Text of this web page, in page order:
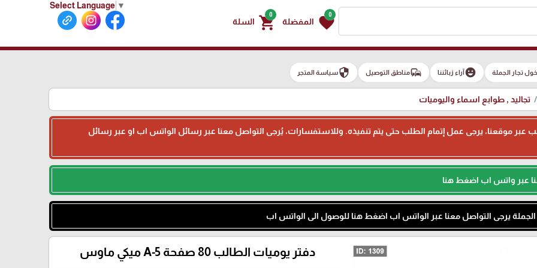
Select Language ▼
0
favorite المفضلة
0
shopping_cart السلة
تجار الجملة emoji_emotionsآراء زبائننا commuteمناطق التوصيل securityسياسة المتجر
تجاليد , طوابع اسماء واليوميات
طلب عبر موقعنا، يرجى عمل إتمام الطلب حتى يتم تنفيذه. وللاستفسارات، يُرجى التواصل معنا عبر رسائل الواتس اب او عبر رسائل
عبر واتس اب اضغط هنا
الجملة يرجى التواصل معنا عبر الواتس اب اضغط هنا للوصول الى الواتس اب
دفتر يوميات الطالب 80 صفحة A-5 ميكي ماوس